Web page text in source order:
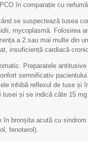
în comparație cu
se suspectează tusea
mycoplasmă. Folosirea
a 2 sau mai multe din
insuficiență cardiacă
Preparatele
semnificativ
inhibă reflexul de tuse și
tusei și se indică câte 15
în bronșita acută cu
fenoterol).